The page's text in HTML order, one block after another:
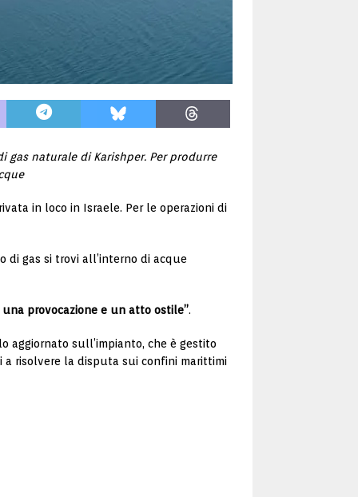
naturale di Karishper. Per produrre
in loco in Israele. Per le operazioni di
di gas si trovi all’interno di acque
provocazione e un atto ostile”.
aggiornato sull’impianto, che è gestito
a risolvere la disputa sui confini marittimi